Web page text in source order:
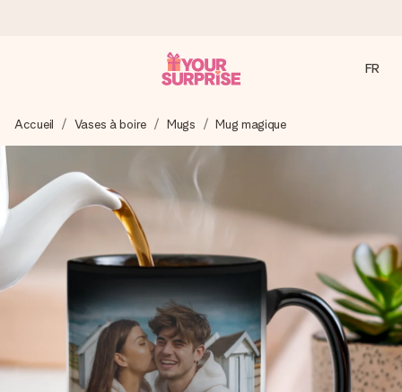
Nous préparons votre cadeau avec attention et l’envoyons
en un éclair – pour que vous puissiez l’offrir au bon moment,
4,9 (sur la base de +15 000 avis)
Nos cadeaux sont appréciés. Les clients nous attribuent
une note de 4,9 sur Google Reviews (total de tous les
pays où nous sommes présents).
Carte de vœux gratuite
FR
Accueil Vases à boire Mugs Mug magique